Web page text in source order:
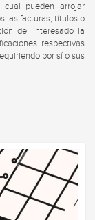
pueden arrojar
las facturas, títulos o
del interesado la
respectivas
por sí o sus